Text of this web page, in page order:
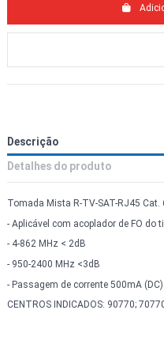
Descrição
Detalhes do produto
Tomada Mista R-TV-SAT-RJ45 Cat.
- Aplicável com acoplador de FO do
- 4-862 MHz < 2dB
- 950-2400 MHz <3dB
- Passagem de corrente 500mA (DC)
CENTROS INDICADOS: 90770;